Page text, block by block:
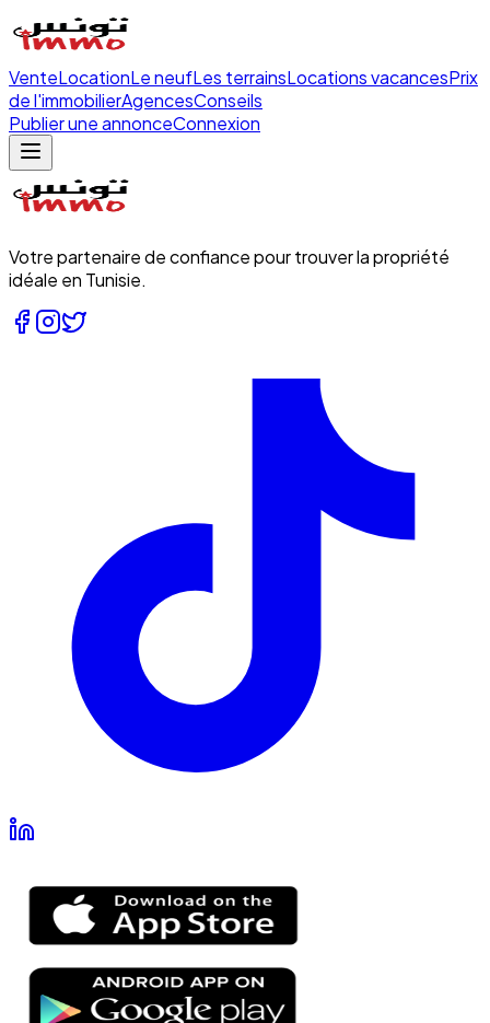
VenteLocationLe neufLes terrainsLocations vacancesPrix
de l'immobilierAgencesConseils
Publier une annonceConnexion
Votre partenaire de confiance pour trouver la propriété
idéale en Tunisie.